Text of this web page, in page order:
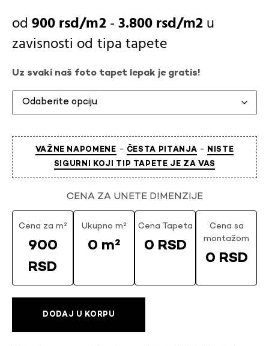
900rsd -3.800rsd
u
zavisnosti od tipa tapete
Uz svaki naš foto tapet lepak je gratis!
VAŽNE NAPOMENE - ČESTA PITANJA - NISTE
SIGURNI KOJI TIP TAPETE JE ZA VAS
CENA ZA UNETE DIMENZIJE
Cena za m²
900
RSD
Ukupno m²
0 m²
Cena Tapeta
0 RSD
Cena sa
montažom
0 RSD
DODAJ U KORPU